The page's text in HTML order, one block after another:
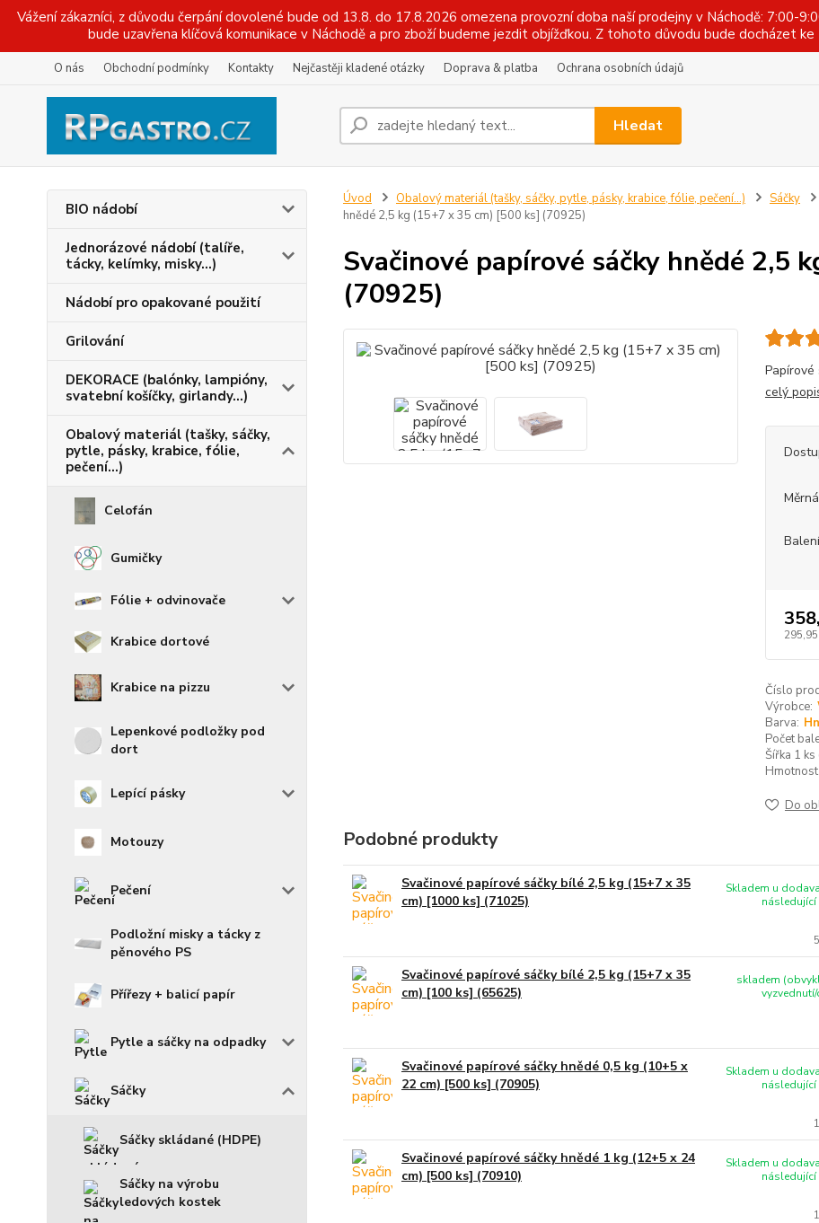
Vážení zákazníci, z důvodu čerpání dovolené bude od 13.8. do 17.8.2026 omezena provozní doba naší prodejny v Náchodě: 7:00-
bude uzavřena klíčová komunikace v Náchodě a pro zboží budeme jezdit objížďkou. Z tohoto důvodu bude docházet
O nás Obchodní podmínky Kontakty Nejčastěji kladené otázky Doprava & platba Ochrana osobních údajů
Hledat
BIO nádobí
Jednorázové nádobí (talíře,
tácky, kelímky, misky...)
Nádobí pro opakované použití
Grilování
DEKORACE (balónky, lampióny,
svatební košíčky, girlandy...)
Obalový materiál (tašky, sáčky,
pytle, pásky, krabice, fólie,
pečení...)
Celofán
Gumičky
Fólie + odvinovače
Krabice dortové
Krabice na pizzu
Lepenkové podložky pod
dort
Lepící pásky
Motouzy
Pečení
Podložní misky a tácky z
pěnového PS
Přířezy + balicí papír
Pytle a sáčky na odpadky
Sáčky
Sáčky skládané (HDPE)
Sáčky na výrobu
ledových kostek
Úvod Obalový materiál (tašky, sáčky, pytle, pásky, krabice, fólie, pečení...) Sáčky
hnědé 2,5 kg (15+7 x 35 cm) [500 ks] (70925)
Svačinové papírové sáčky hnědé 2,5
(70925)
Papírové
celý
Balení
295,95
Číslo
Výrobce:
Barva:
Počet
Šířka 1 ks
Do
Podobné produkty
Svačinové papírové sáčky bílé 2,5 kg (15+7 x 35
cm) [1000 ks] (71025)
Skladem u
následující
Svačinové papírové sáčky bílé 2,5 kg (15+7 x 35
cm) [100 ks] (65625)
skladem
Svačinové papírové sáčky hnědé 0,5 kg (10+5 x
22 cm) [500 ks] (70905)
Skladem u
následující
Svačinové papírové sáčky hnědé 1 kg (12+5 x 24
cm) [500 ks] (70910)
Skladem u
následující